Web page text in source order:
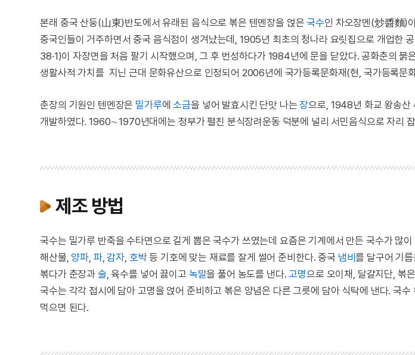
본래 중국 산둥(山東)반도에서 유래된 음식으로 볶은 텐멘장을 얹은국수인 차오장멘(炒醬麵)
중국인들이 거주하면서 중국 음식점이 생겨났는데, 1905년 최초의 청나라 요릿집으로 개업한
38·1)이 자장면을 처음 팔기 시작했으며, 그 후 번성하다가 1984년에 문을 닫았다. 공화춘의 붉
생활사적 가치를 지닌 근대 문화유산으로 인정되어 2006년에 국가등록문화재(현, 국가등록문
춘장의 기원인 텐멘장은 밀가루에소금을 넣어 발효시킨 단맛 나는장으로, 1948년 화교 왕송산
개발하였다. 1960∼1970년대에는 정부가 펼친 분식장려운동 덕분에 널리 서민음식으로 자리
제조 방법
국수는 밀가루 반죽을 수타면으로 길게 뽑은 국수가 쓰였는데 요즘은 기계에서 만든 국수가 많
해산물, 양파 파,감자 호박등 기호에 맞는 재료를 잘게 썰어 준비한다. 중국 냄비를 달구어 기
볶다가 춘장과 술 , 육수를 넣어 끓이고 녹말을 풀어 농도를 낸다.고명으로 오이채, 달걀지단, 볶
국수는 각각 접시에 담아 고명을 얹어 준비하고 볶은 양념은 다른 그릇에 담아 식탁에 낸다. 국
먹으면 된다.